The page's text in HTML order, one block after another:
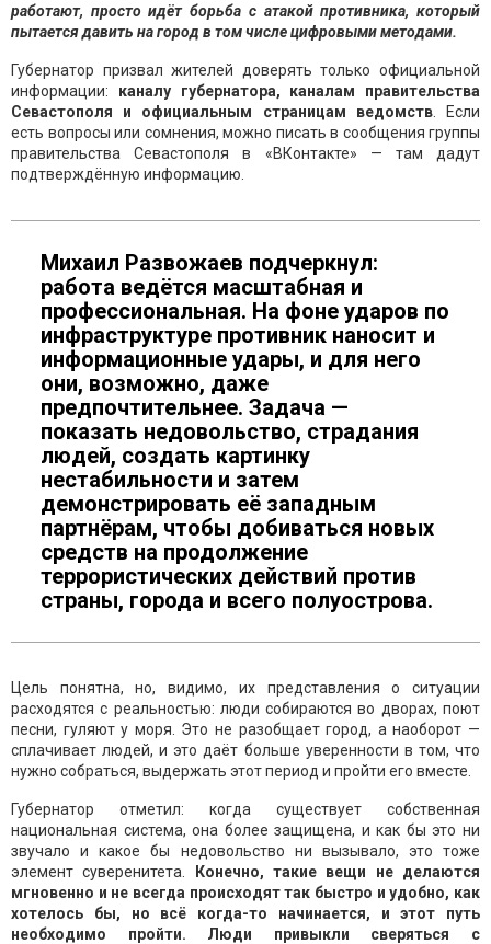
работают, просто идёт борьба с атакой противника, который
пытается давить на город в том числе цифровыми методами.
Губернатор призвал жителей доверять только официальной
информации: каналу губернатора, каналам правительства
Севастополя и официальным страницам ведомств. Если
есть вопросы или сомнения, можно писать в сообщения группы
правительства Севастополя в «ВКонтакте» — там дадут
подтверждённую информацию.
Михаил Развожаев подчеркнул:
работа ведётся масштабная и
профессиональная. На фоне ударов по
инфраструктуре противник наносит и
информационные удары, и для него
они, возможно, даже
предпочтительнее. Задача —
показать недовольство, страдания
людей, создать картинку
нестабильности и затем
демонстрировать её западным
партнёрам, чтобы добиваться новых
средств на продолжение
террористических действий против
страны, города и всего полуострова.
Цель понятна, но, видимо, их представления о ситуации
расходятся с реальностью: люди собираются во дворах, поют
песни, гуляют у моря. Это не разобщает город, а наоборот —
сплачивает людей, и это даёт больше уверенности в том, что
нужно собраться, выдержать этот период и пройти его вместе.
Губернатор отметил: когда существует собственная
национальная система, она более защищена, и как бы это ни
звучало и какое бы недовольство ни вызывало, это тоже
элемент суверенитета.
Конечно, такие вещи не делаются
мгновенно и не всегда происходят так быстро и удобно, как
хотелось бы, но всё когда-то начинается, и этот путь
необходимо пройти. Люди привыкли сверяться с